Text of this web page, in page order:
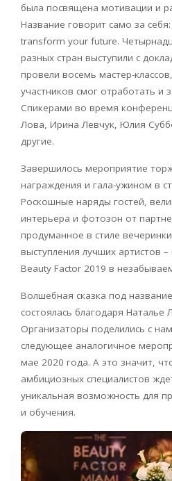
была посвящена мотивации и
Название говорит само за
transform your future.
разных стран выступили с
провели восемь мастер-
участников смог отработать и
Спикерами во время
Лова, Ирина Левчук, Юлия
другие.
Завершилось мероприятие
награждения и гала-ужином в
Роскошные наряды гостей,
интерьера и фотозон от
продуманное в стиле
выступления лучших артистов
Beauty Factor 2019 в
Волшебная сказка под
состоялась благодаря Наталье
Организаторы поделились с
следующее аналогичное
мае 2020 года. А это значит,
амбициозных специалистов
уникальная возможность для
и обучения.